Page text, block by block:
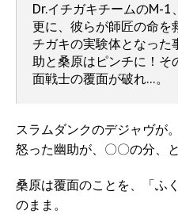
Dr.イチガキチームのM-1
更に、彼らが師匠の命を
チガキの実験体となった
助と桑原はピンチに！そ
面戦士の覆面が破れ…。
スラムダンクのデジャヴが。
怒った幽助が、〇〇の分、
桑原は覆面のことを、「ふ
のまま。